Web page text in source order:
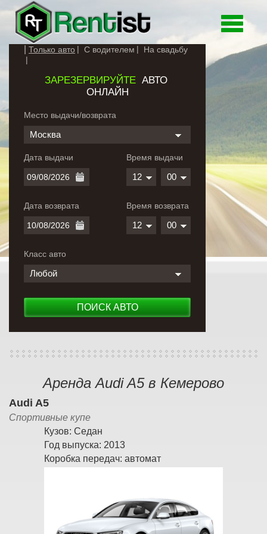
Toggle
Только авто С водителем На свадьбу
ЗАРЕЗЕРВИРУЙТЕАВТО
ОНЛАЙН
Место выдачи/возврата
Москва
Дата выдачи
Дата возврата
Время выдачи
12 00
Время возврата
12 00
Класс авто
Любой
ПОИСК АВТО
Аренда Audi A5 в Кемерово
Audi A5
Спортивные купе
Кузов: Седан
Год выпуска: 2013
Коробка передач: автомат